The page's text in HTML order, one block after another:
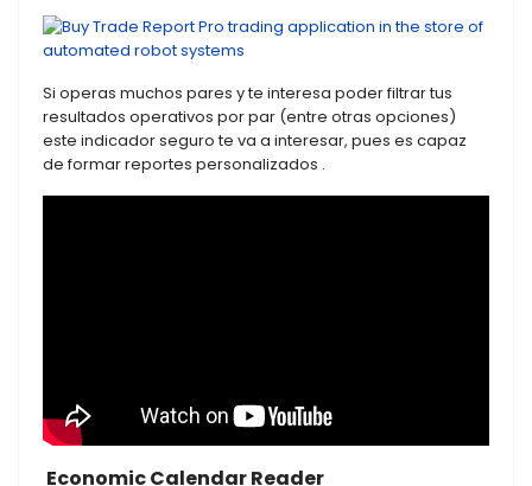
Si operas muchos pares y te interesa poder filtrar tus
resultados operativos por par (entre otras opciones)
este indicador seguro te va a interesar, pues es capaz
de formar reportes personalizados .
Economic Calendar Reader